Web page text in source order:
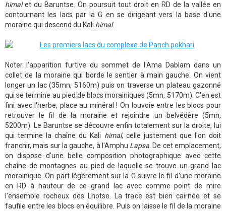
himalet du Baruntse. On poursuit tout droit en RD de la vallée en
contournant les lacs par la G en se dirigeant vers la base d'une
moraine qui descend du Kali himal.
Noter l'apparition furtive du sommet de l'Ama Dablam dans un
collet de la moraine qui borde le sentier à main gauche. On vient
longer un lac (35mn, 5160m) puis on traverse un plateau gazonné
qui se termine au pied de blocs morainiques (5mn, 5170m). C'en est
fini avec l'herbe, place au minéral ! On louvoie entre les blocs pour
retrouver le fil de la moraine et rejoindre un belvédère (5mn,
5200m). Le Baruntse se découvre enfin totalement sur la droite, lui
qui termine la chaîne du Kali himal, celle justement que l'on doit
franchir, mais sur la gauche, à l'Amphu Lapsa. De cet emplacement,
on dispose d'une belle composition photographique avec cette
chaîne de montagnes au pied de laquelle se trouve un grand lac
morainique. On part légèrement sur la G suivre le fil d'une moraine
en RD à hauteur de ce grand lac avec comme point de mire
l'ensemble rocheux des Lhotse. La trace est bien cairnée et se
faufile entre les blocs en équilibre. Puis on laisse le fil de la moraine